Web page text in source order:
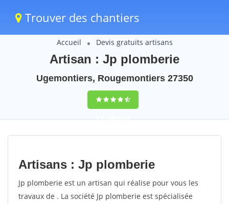
Trouver des chantiers
Accueil Devis gratuits artisans
Artisan : Jp plomberie
Ugemontiers, Rougemontiers 27350
9,5(100%)64
votes
Artisans : Jp plomberie
Jp plomberie est un artisan qui réalise pour vous les
travaux de . La société Jp plomberie est spécialisée